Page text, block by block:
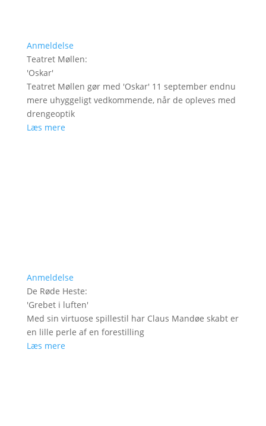
Anmeldelse
Teatret Møllen:
'Oskar'
Teatret Møllen gør med 'Oskar' 11 september endnu
mere uhyggeligt vedkommende, når de opleves med
drengeoptik
Læs mere
Anmeldelse
De Røde Heste:
'Grebet i luften'
Med sin virtuose spillestil har Claus Mandøe skabt er
en lille perle af en forestilling
Læs mere